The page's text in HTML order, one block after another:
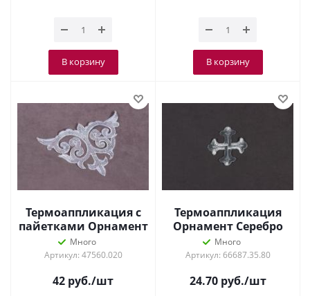
В корзину В корзину
Термоаппликация с
пайетками Орнамент
Серебро 8568
Много
Артикул: 47560.020
42 руб./шт
Термоаппликация
Орнамент Серебро
3580
Много
Артикул: 66687.35.80
24.70руб./шт